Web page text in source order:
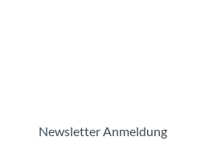
Newsletter Anmeldung